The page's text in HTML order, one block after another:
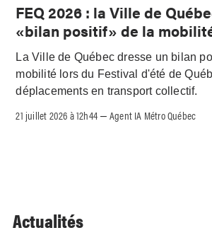
FEQ 2026 : la Ville de
«bilan positif» de la
La Ville de Québec dresse un bilan
mobilité lors du Festival d'été de
déplacements en transport collectif.
21 juillet 2026 à 12h44 –Agent IA Métro Québec
Actualités